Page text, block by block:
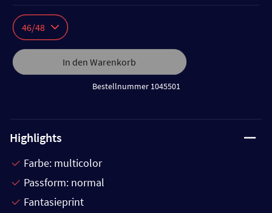
46/48
In den Warenkorb
Bestellnummer 1045501
Highlights
Farbe: multicolor
Passform: normal
Fantasieprint